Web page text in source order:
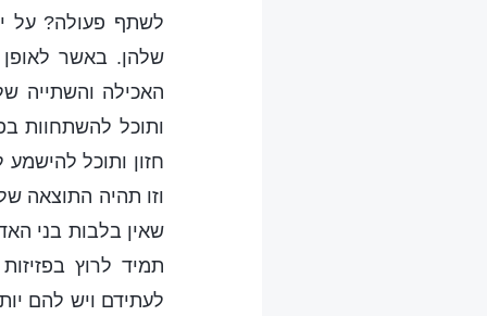
לשתף פעולה? על
שלהן. באשר
האכילה והשתייה
ותוכל להשתחוות
חזון ותוכל
וזו תהיה התוצאה
שאין בלבות בני
תמיד לרוץ
לעתידם ויש להם